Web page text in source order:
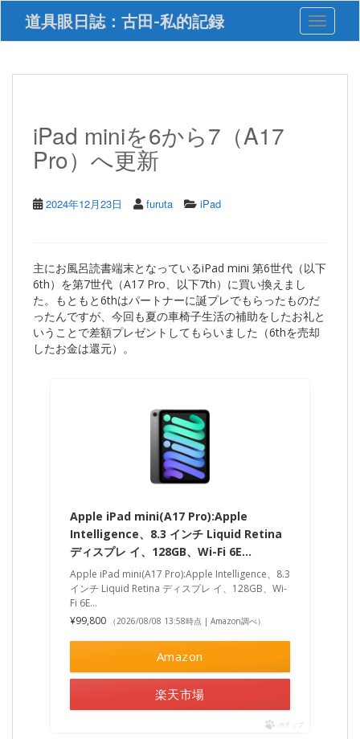
i
道具眼日誌：古田-私的記録 Toggle
iPad miniを6から7（A17
Pro）へ更新
2024年12月23日 furuta iPad
主にお風呂読書端末となっているiPad mini 第6世代（以下
6th）を第7世代（A17 Pro、以下7th）に買い換えまし
た。もともと6thはパートナーに誕プレでもらったものだ
ったんですが、今回も夏の車椅子生活の補助をしたお礼と
いうことで差額プレゼントしてもらいました（6thを売却
したお金は還元）。
Apple iPad mini(A17 Pro):Apple
Intelligence、8.3 インチ Liquid Retina
ディスプレ イ、128GB、Wi-Fi 6E…
Apple iPad mini(A17 Pro):Apple Intelligence、8.3
インチ Liquid Retina ディスプレ イ、128GB、Wi-
Fi 6E…
¥99,800
（2026/08/08 13:58時点 | Amazon調べ）
Amazon
楽天市場
ポチップ